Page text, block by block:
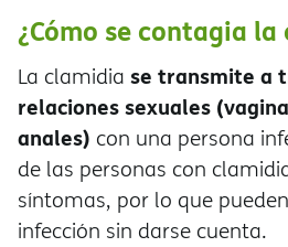
¿Cómo se contagia
La clamidia se transmite a
relaciones sexuales
anales) con una persona
de las personas con
síntomas, por lo que
infección sin darse cuenta.